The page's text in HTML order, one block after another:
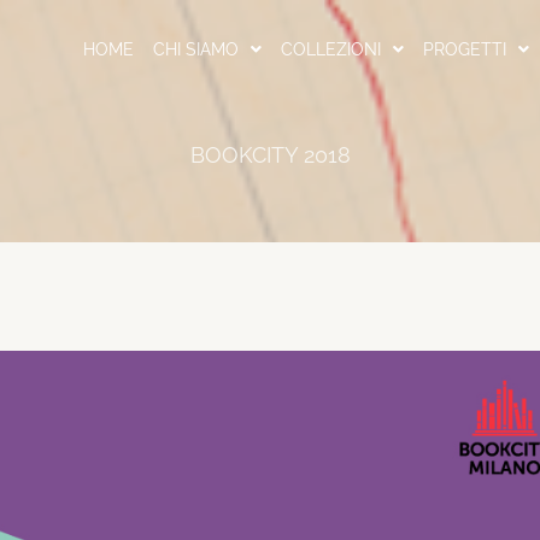
HOME CHI SIAMO COLLEZIONI PROGETTI
BOOKCITY 2018